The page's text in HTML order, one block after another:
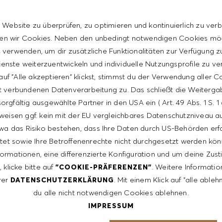
Website zu überprüfen, zu optimieren und kontinuierlich zu
wir Cookies. Neben den unbedingt notwendigen Cookies
um dir zusätzliche Funktionalitäten zur Verfügung
weiterzuentwickeln und individuelle Nutzungsprofile zu
"Alle akzeptieren" klickst, stimmst du der Verwendung aller
verbundenen Datenverarbeitung zu. Das schließt die
ausgewählte Partner in den USA ein ( Art. 49 Abs. 1 S. 1
ggf. kein mit der EU vergleichbares Datenschutzniveau
das Risiko bestehen, dass Ihre Daten durch US-Behörden
sowie Ihre Betroffenenrechte nicht durchgesetzt werden
eine differenzierte Konfiguration und um deine
klicke bitte auf "COOKIE-PRÄFERENZEN" . Weitere
DATENSCHUTZERKLÄRUNG . Mit einem Klick auf "alle
du alle nicht notwendigen Cookies ablehnen.
IMPRESSUM
the HUGO BOSS lifestyle philosophy